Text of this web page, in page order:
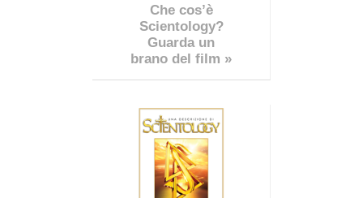
Che cos’è
Scientology?
Guarda un
brano del film »